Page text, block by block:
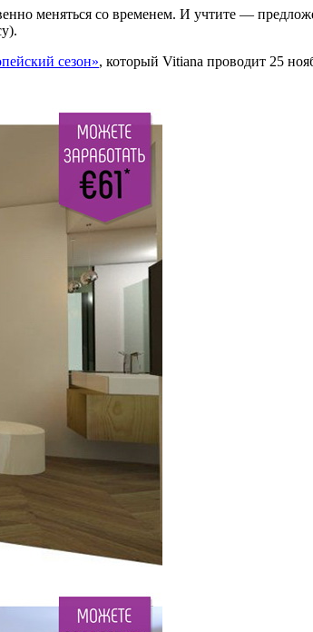
меняться со временем. И учтите —
сезон», который Vitiana проводит 25